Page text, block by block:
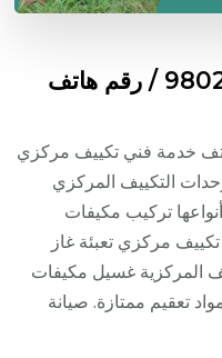
رقم تكييف الرقعي / 98025055 / رقم هاتف
خدمة فني تكييف مركزي
التكييف المركزي
تركيب مكيفات
مركزي تعبئة غاز
المركزية غسيل مكيفات
تعقيم ممتازة. صيانة